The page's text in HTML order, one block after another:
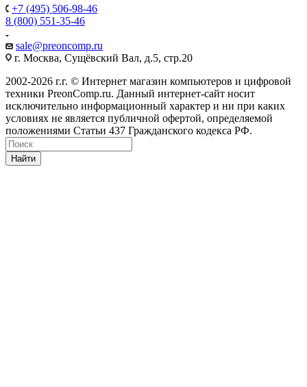
+7 (495) 506-98-46
8 (800) 551-35-46
sale@preoncomp.ru
г. Москва, Сущёвский Вал, д.5, стр.20
2002-2026 г.г. © Интернет магазин компьютеров и цифровой
техники PreonComp.ru. Данный интернет-сайт носит
исключительно информационный характер и ни при каких
условиях не является публичной офертой, определяемой
положениями Статьи 437 Гражданского кодекса РФ.
Найти